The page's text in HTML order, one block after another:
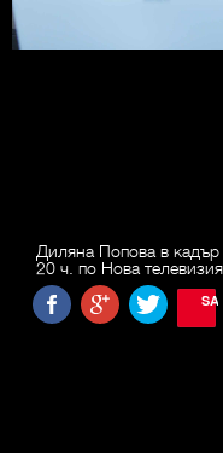
Диляна Попова в
20 ч. по Нова телевизия